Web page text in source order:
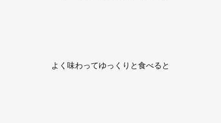
よく味わってゆっくりと食べると